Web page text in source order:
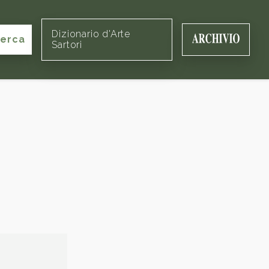
Dizionario d'Arte
Sartori